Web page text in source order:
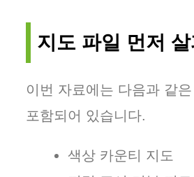
지도 파일 먼저
이번 자료에는 다음과 같
포함되어 있습니다.
색상 카운티 지도